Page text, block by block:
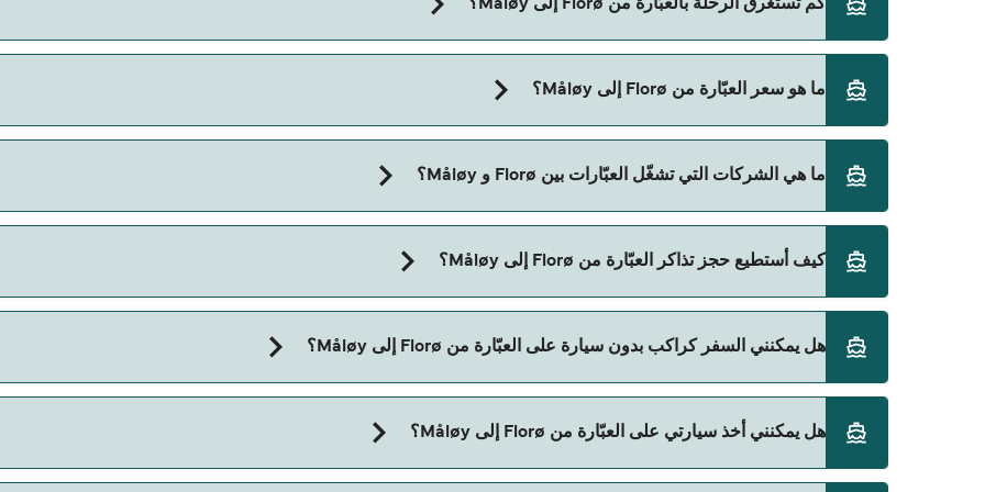
كم تستغرق الرحلة بالعبّارة من Florø إلى Måløy؟
Direct Ferries Deal Finder.
ما هو سعر العبّارة من Florø إلى Måløy؟
ما هي الشركات التي تشغّل العبّارات بين Florø و Måløy؟
كيف أستطيع حجز تذاكر العبّارة من Florø إلى Måløy؟
هل يمكنني السفر كراكب بدون سيارة على العبّارة من Florø إلى Måløy؟
نعم، يمكنك السفر كراكب بدون سيارة من Florø إلى Måløy مع:
هل يمكنني أخذ سيارتي على العبّارة من Florø إلى Måløy؟